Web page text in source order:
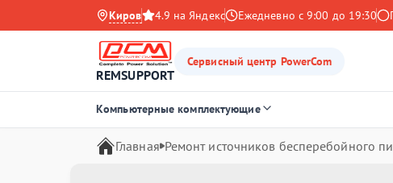
Киров 4.9 на Яндекс Ежедневно с 9:00 до 19:30
REMSUPPORT
Сервисный центр PowerCom
Компьютерные комплектующие
Главная Ремонт источников бесперебойного